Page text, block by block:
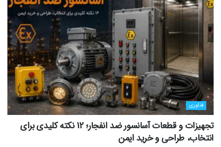
فناوری
تجهیزات و قطعات آسانسور ضد انفجار؛ 12 نکته کلیدی برای
انتخاب، طراحی و خرید ایمن